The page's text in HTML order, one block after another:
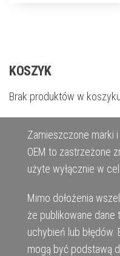
KOSZYK
Brak produktów w koszyku.
Zamieszczone marki
OEM to zastrzeżone
użyte wyłącznie w
Mimo dołożenia
że publikowane dane
uchybień lub błędów.
mogą być podstawą